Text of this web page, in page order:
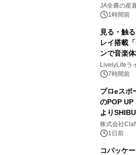
販売！～
JA全農の産
1時間前
見る・触
レイ搭載
ンで音楽
LivelyLifeラ
7時間前
プロeスポ
のPOP UP
より
開催決定
株式会社
1日前
コパッケ